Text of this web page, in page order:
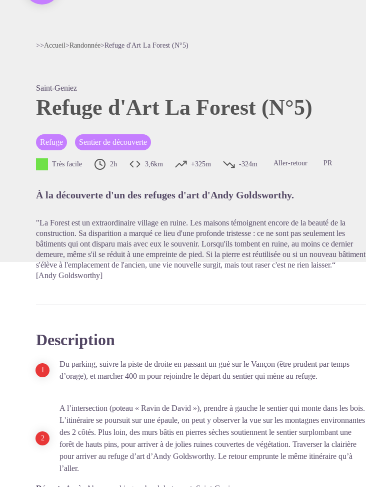
>>Accueil>Randonnée>Refuge d'Art La Forest (N°5)
Saint-Geniez
Refuge d'Art La Forest (N°5)
Refuge Sentier de découverte
Très facile 2h 3,6km +325m -324m Aller-retour PR
À la découverte d'un des refuges d'art d'Andy Goldsworthy.
"La Forest est un extraordinaire village en ruine. Les maisons témoignent encore de la beauté de la
construction. Sa disparition a marqué ce lieu d'une profonde tristesse : ce ne sont pas seulement les
bâtiments qui ont disparu mais avec eux le souvenir. Lorsqu'ils tombent en ruine, au moins ce dernier
demeure, même s'il se réduit à une empreinte de pied. Si la pierre est réutilisée ou si un nouveau bâtiment
s'élève à l'emplacement de l'ancien, une vie nouvelle surgit, mais tout raser c'est ne rien laisser.“
[Andy Goldsworthy]
Description
Du parking, suivre la piste de droite en passant un gué sur le Vançon (être prudent par temps
d’orage), et marcher 400 m pour rejoindre le départ du sentier qui mène au refuge.
A l’intersection (poteau « Ravin de David »), prendre à gauche le sentier qui monte dans les bois.
L’itinéraire se poursuit sur une épaule, on peut y observer la vue sur les montagnes environnantes
des 2 côtés. Plus loin, des murs bâtis en pierres sèches soutiennent le sentier surplombant une
forêt de hauts pins, pour arriver à de jolies ruines couvertes de végétation. Traverser la clairière
pour arriver au refuge d’art d’Andy Goldsworthy. Le retour emprunte le même itinéraire qu’à
l’aller.